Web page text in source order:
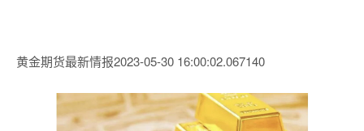
黄金期货最新情报2023-05-30 16:00:02.067140